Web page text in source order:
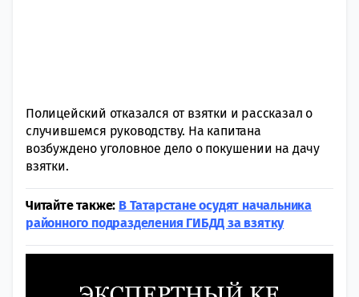
Полицейский отказался от взятки и рассказал о
случившемся руководству. На капитана
возбуждено уголовное дело о покушении на дачу
взятки.
Читайте также: В Татарстане осудят начальника
районного подразделения ГИБДД за взятку